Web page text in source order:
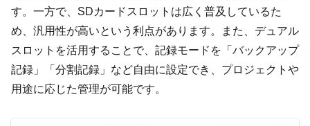
す。一方で、SDカードスロットは広く普及しているた
め、汎用性が高いという利点があります。また、デュアル
スロットを活用することで、記録モードを「バックアップ
記録」「分割記録」など自由に設定でき、プロジェクトや
用途に応じた管理が可能です。